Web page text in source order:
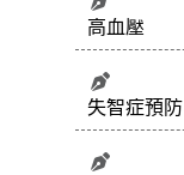
高血壓
失智症預防